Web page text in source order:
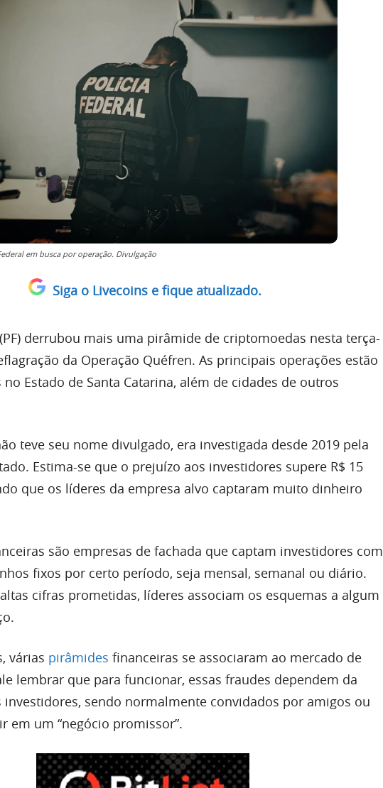
em busca por operação. Divulgação
Siga o Livecoins e fique atualizado.
derrubou mais uma pirâmide de criptomoedas nesta terça-
da Operação Quéfren. As principais operações estão
Estado de Santa Catarina, além de cidades de outros
teve seu nome divulgado, era investigada desde 2019 pela
Estima-se que o prejuízo aos investidores supere R$ 15
que os líderes da empresa alvo captaram muito dinheiro
são empresas de fachada que captam investidores com
fixos por certo período, seja mensal, semanal ou diário.
cifras prometidas, líderes associam os esquemas a algum
várias pirâmides financeiras se associaram ao mercado de
lembrar que para funcionar, essas fraudes dependem da
investidores, sendo normalmente convidados por amigos ou
em um “negócio promissor”.